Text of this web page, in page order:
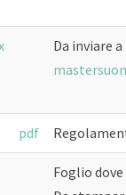
Da inviare a
pdf
Foglio